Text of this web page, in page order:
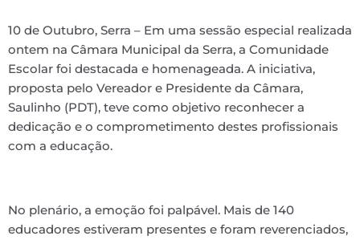
10 de Outubro, Serra – Em uma sessão especial realizada
ontem na Câmara Municipal da Serra, a Comunidade
Escolar foi destacada e homenageada. A iniciativa,
proposta pelo Vereador e Presidente da Câmara,
Saulinho (PDT), teve como objetivo reconhecer a
dedicação e o comprometimento destes profissionais
com a educação.
No plenário, a emoção foi palpável. Mais de 140
educadores estiveram presentes e foram reverenciados,